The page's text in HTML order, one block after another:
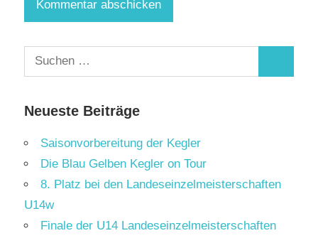
Suchen
nach:
Neueste Beiträge
Saisonvorbereitung der Kegler
Die Blau Gelben Kegler on Tour
8. Platz bei den Landeseinzelmeisterschaften
U14w
Finale der U14 Landeseinzelmeisterschaften